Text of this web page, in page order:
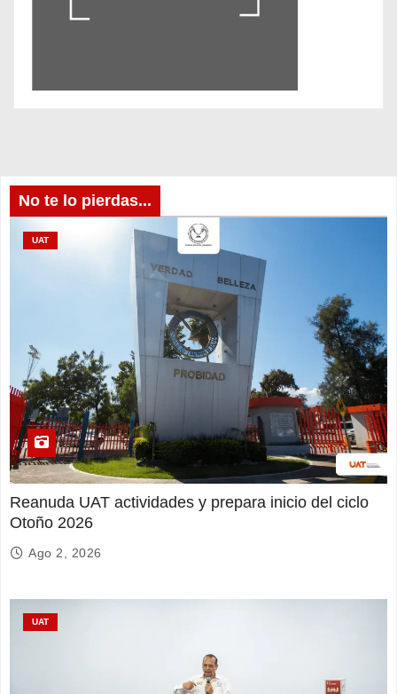
No te lo pierdas...
UAT
Reanuda UAT actividades y prepara inicio del ciclo
Otoño 2026
Ago 2, 2026
UAT